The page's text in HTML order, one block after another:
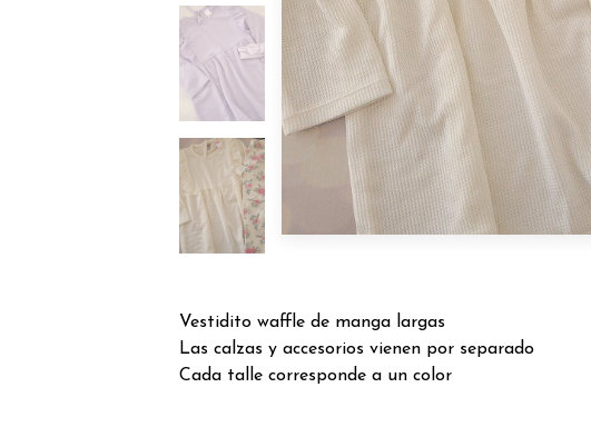
Vestidito waffle de manga largas
Las calzas y accesorios vienen por separado
Cada talle corresponde a un color